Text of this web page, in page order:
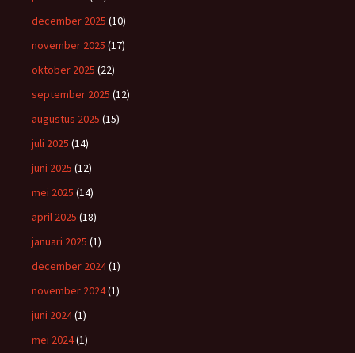
december 2025 (10)
november 2025 (17)
oktober 2025 (22)
september 2025 (12)
augustus 2025 (15)
juli 2025 (14)
juni 2025 (12)
mei 2025 (14)
april 2025 (18)
januari 2025 (1)
december 2024(1)
november 2024(1)
juni 2024(1)
mei 2024(1)